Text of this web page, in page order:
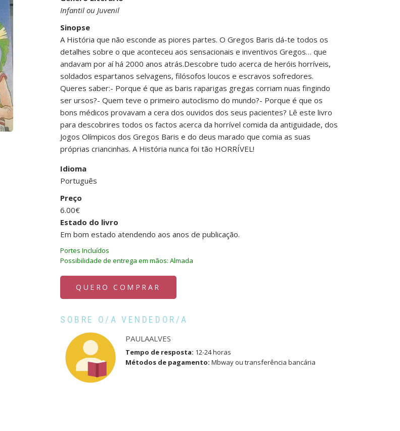
Infantil ou Juvenil
Sinopse
A História que não esconde as piores partes. O Gregos Baris dá-te todos os
detalhes sobre o que aconteceu aos sensacionais e inventivos Gregos… que
andavam por aí há 2000 anos atrás.Descobre tudo acerca de heróis horríveis,
soldados espartanos selvagens, filósofos loucos e escravos sofredores.
Queres saber:- Porque é que as baris raparigas gregas corriam nuas fingindo
ser ursos?- Quem teve o primeiro autoclismo do mundo?- Porque é que os
bons médicos provavam a cera dos ouvidos dos seus pacientes? Lê este livro
para descobrires todos os factos acerca da horrível comida da antiguidade, dos
Jogos Olímpicos dos Gregos Baris e do deus marado que comia as suas
próprias criancinhas. A História nunca foi tão HORRÍVEL!
Idioma
Português
Preço
6.00€
Estado do livro
Em bom estado atendendo aos anos de publicação.
Portes Incluídos
Possibilidade de entrega em mãos: Almada
QUERO COMPRAR
SOBRE O/A VENDEDOR/A
PAULAALVES
Tempo de resposta: 12-24 horas
Métodos de pagamento: Mbway ou transferência bancária